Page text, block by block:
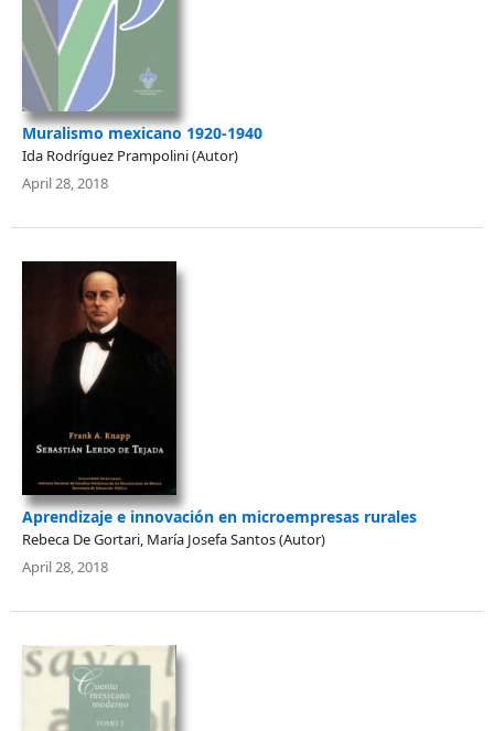
Muralismo mexicano 1920-1940
Ida Rodríguez Prampolini (Autor)
April 28, 2018
Aprendizaje e innovación en microempresas rurales
Rebeca De Gortari, María Josefa Santos (Autor)
April 28, 2018